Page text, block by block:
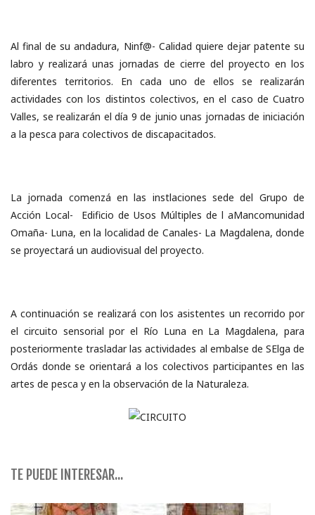
Al final de su andadura, Ninf@- Calidad quiere dejar patente su
labro y realizará unas jornadas de cierre del proyecto en los
diferentes territorios. En cada uno de ellos se realizarán
actividades con los distintos colectivos, en el caso de Cuatro
Valles, se realizarán el día 9 de junio unas jornadas de iniciación
a la pesca para colectivos de discapacitados.
La jornada comenzá en las instlaciones sede del Grupo de
Acción Local- Edificio de Usos Múltiples de l aMancomunidad
Omaña- Luna, en la localidad de Canales- La Magdalena, donde
se proyectará un audiovisual del proyecto.
A continuación se realizará con los asistentes un recorrido por
el circuito sensorial por el Río Luna en La Magdalena, para
posteriormente trasladar las actividades al embalse de SElga de
Ordás donde se orientará a los colectivos participantes en las
artes de pesca y en la observación de la Naturaleza.
TE PUEDE INTERESAR...